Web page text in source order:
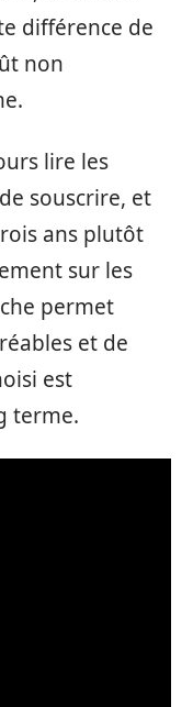
différence de
non
lire les
souscrire, et
ans plutôt
sur les
permet
et de
est
terme.